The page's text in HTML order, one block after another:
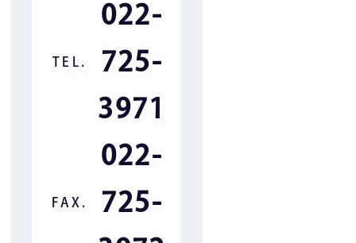
TEL.
022-
725-
3971
FAX.
022-
725-